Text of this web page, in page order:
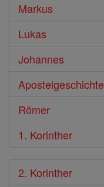
Markus
Lukas
Johannes
Apostelgeschichte
Römer
1. Korinther
2. Korinther